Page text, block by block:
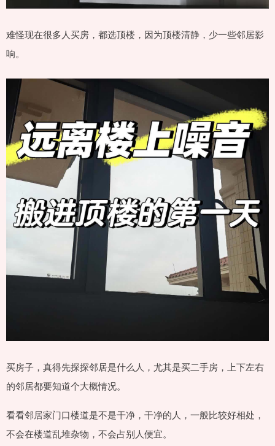
难怪现在很多人买房，都选顶楼，因为顶楼清静，少一些邻居影
响。
买房子，真得先探探邻居是什么人，尤其是买二手房，上下左右
的邻居都要知道个大概情况。
看看邻居家门口楼道是不是干净，干净的人，一般比较好相处，
不会在楼道乱堆杂物，不会占别人便宜。